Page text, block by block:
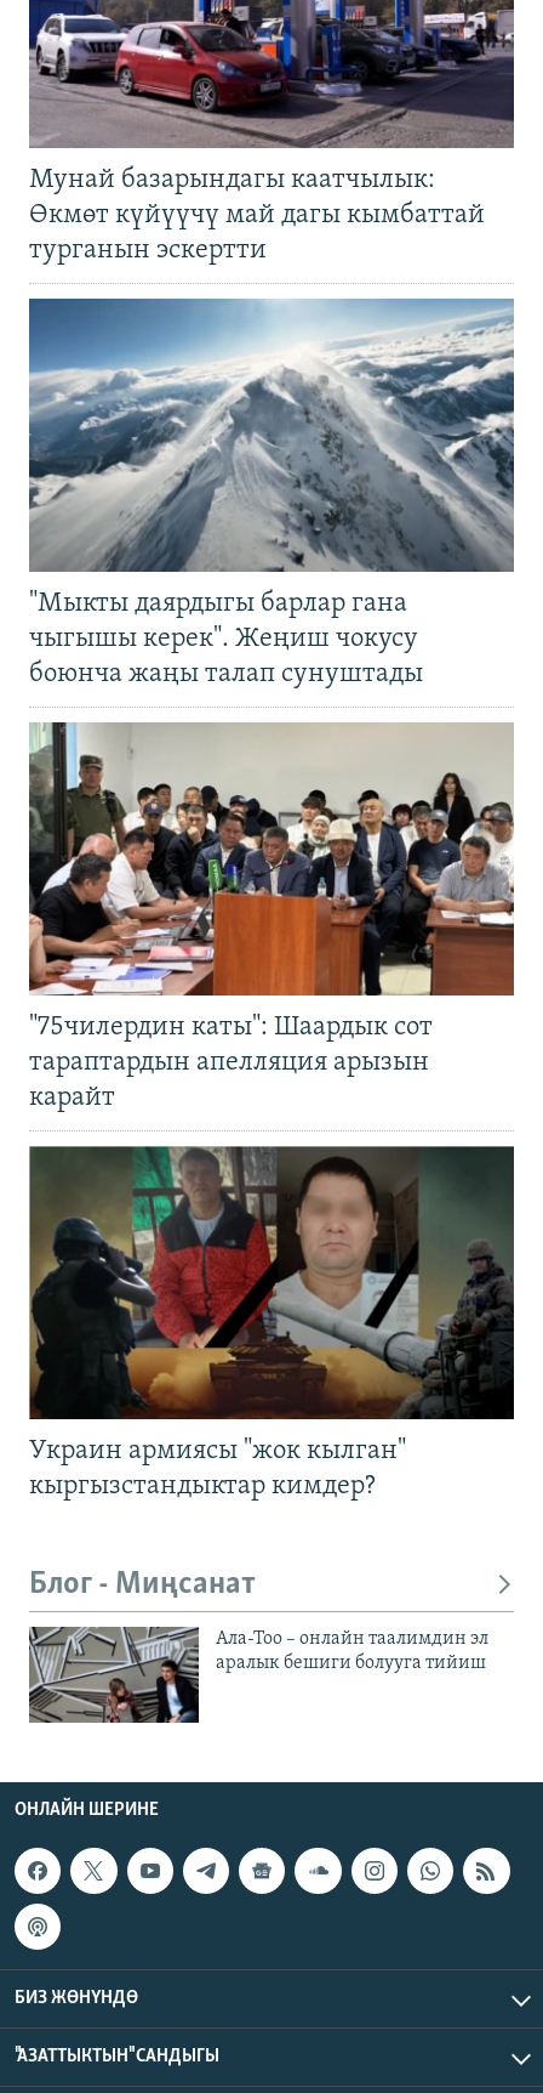
Мунай базарындагы каатчылык:
Өкмөт күйүүчү май дагы кымбаттай
турганын эскертти
"Мыкты даярдыгы барлар гана
чыгышы керек". Жеңиш чокусу
боюнча жаңы талап сунуштады
"75чилердин каты": Шаардык сот
тараптардын апелляция арызын
карайт
Украин армиясы "жок кылган"
кыргызстандыктар кимдер?
Блог - Миңсанат
Ала-Тоо – онлайн таалимдин эл
аралык бешиги болууга тийиш
ОНЛАЙН ШЕРИНЕ
БИЗ ЖӨНҮНДӨ
"АЗАТТЫКТЫН" САНДЫГЫ